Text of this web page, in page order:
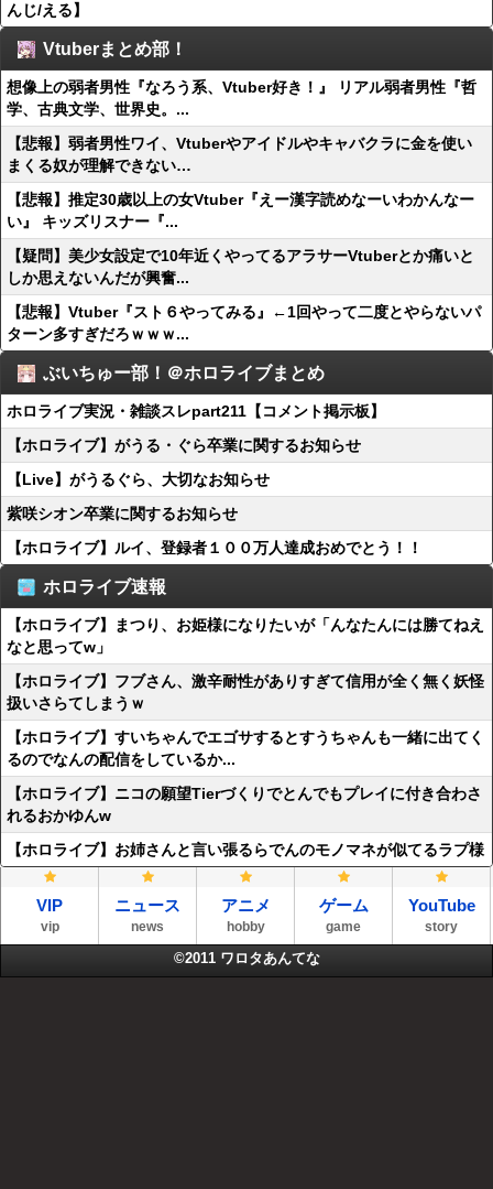
んじ/える】
Vtuberまとめ部！
想像上の弱者男性『なろう系、Vtuber好き！』 リアル弱者男性『哲
学、古典文学、世界史。...
【悲報】弱者男性ワイ、Vtuberやアイドルやキャバクラに金を使い
まくる奴が理解できない…
【悲報】推定30歳以上の女Vtuber『えー漢字読めなーいわかんなー
い』 キッズリスナー『...
【疑問】美少女設定で10年近くやってるアラサーVtuberとか痛いと
しか思えないんだが興奮...
【悲報】Vtuber『スト６やってみる』←1回やって二度とやらないパ
ターン多すぎだろｗｗｗ...
ぶいちゅー部！＠ホロライブまとめ
ホロライブ実況・雑談スレpart211【コメント掲示板】
【ホロライブ】がうる・ぐら卒業に関するお知らせ
【Live】がうるぐら、大切なお知らせ
紫咲シオン卒業に関するお知らせ
【ホロライブ】ルイ、登録者１００万人達成おめでとう！！
ホロライブ速報
【ホロライブ】まつり、お姫様になりたいが「んなたんには勝てねえ
なと思ってw」
【ホロライブ】フブさん、激辛耐性がありすぎて信用が全く無く妖怪
扱いさらてしまうｗ
【ホロライブ】すいちゃんでエゴサするとすうちゃんも一緒に出てく
るのでなんの配信をしているか...
【ホロライブ】ニコの願望Tierづくりでとんでもプレイに付き合わさ
れるおかゆんw
【ホロライブ】お姉さんと言い張るらでんのモノマネが似てるラプ様
VIP
vip
ニュース
news
アニメ
hobby
ゲーム
game
YouTube
story
©2011 ワロタあんてな